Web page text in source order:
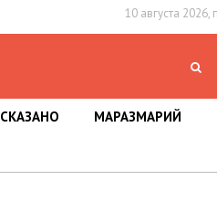
10 августа
СКАЗАНО МАРАЗМАРИЙ